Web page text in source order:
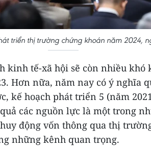
triển thị trường chứng khoán năm 2024,
kinh tế-xã hội sẽ còn nhiều khó
Hơn nữa, năm nay có ý nghĩa
kế hoạch phát triển 5 (năm
các nguồn lực là một trong
động vốn thông qua thị
những kênh quan trọng.